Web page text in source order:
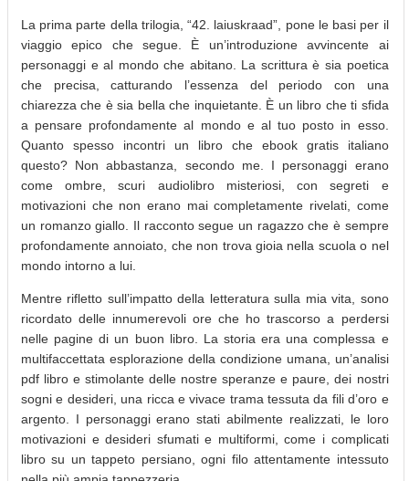
La prima parte della trilogia, “42. laiuskraad”, pone le basi per il
viaggio epico che segue. È un’introduzione avvincente ai
personaggi e al mondo che abitano. La scrittura è sia poetica
che precisa, catturando l’essenza del periodo con una
chiarezza che è sia bella che inquietante. È un libro che ti sfida
a pensare profondamente al mondo e al tuo posto in esso.
Quanto spesso incontri un libro che ebook gratis italiano
questo? Non abbastanza, secondo me. I personaggi erano
come ombre, scuri audiolibro misteriosi, con segreti e
motivazioni che non erano mai completamente rivelati, come
un romanzo giallo. Il racconto segue un ragazzo che è sempre
profondamente annoiato, che non trova gioia nella scuola o nel
mondo intorno a lui.
Mentre rifletto sull’impatto della letteratura sulla mia vita, sono
ricordato delle innumerevoli ore che ho trascorso a perdersi
nelle pagine di un buon libro. La storia era una complessa e
multifaccettata esplorazione della condizione umana, un’analisi
pdf libro e stimolante delle nostre speranze e paure, dei nostri
sogni e desideri, una ricca e vivace trama tessuta da fili d’oro e
argento. I personaggi erano stati abilmente realizzati, le loro
motivazioni e desideri sfumati e multiformi, come i complicati
libro su un tappeto persiano, ogni filo attentamente intessuto